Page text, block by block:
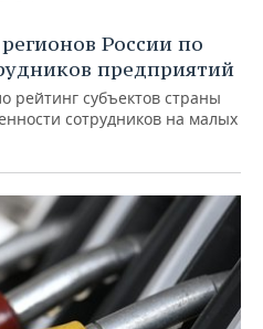
России по
предприятий
рейтинг субъектов страны
сотрудников на малых